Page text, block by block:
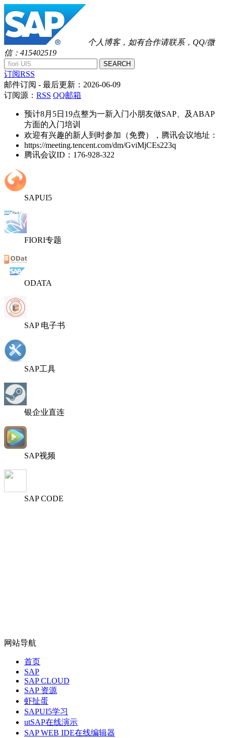
个人博客，如有合作请联系，QQ/微
信：415402519
SEARCH
订阅RSS
邮件订阅 - 最后更新： 2026-06-09
订阅源： RSS QQ邮箱
预计8月5日19点整为一新入门小朋友做SAP、及ABAP
方面的入门培训
欢迎有兴趣的新人到时参加（免费），腾讯会议地址：
https://meeting.tencent.com/dm/GviMjCEs223q
腾讯会议ID：176-928-322
SAPUI5
FIORI专题
ODATA
SAP 电子书
SAP工具
银企业直连
SAP视频
SAP CODE
网站导航
首页
SAP
SAP CLOUD
SAP 资源
虾扯蛋
SAPUI5学习
utSAP在线演示
SAP WEB IDE在线编辑器